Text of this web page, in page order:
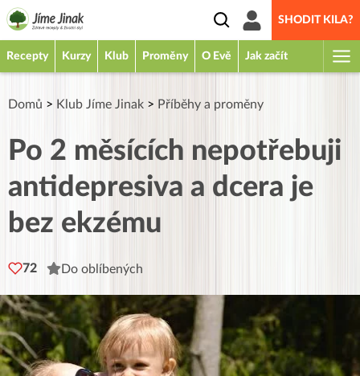
SHODIT KILA?
Recepty Kurzy Klub Proměny O Evě Jak začít
Domů > Klub Jíme Jinak > Příběhy a proměny
Po 2 měsících nepotřebuji
antidepresiva a dcera je
bez ekzému
72 Do oblíbených